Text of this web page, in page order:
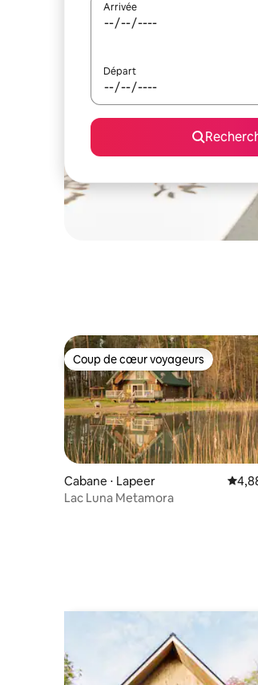
Arrivée
Départ
Coup de cœur voyageurs
Coup de cœur voyageurs
Cabane ⋅ Lapeer
Lac Luna Metamora